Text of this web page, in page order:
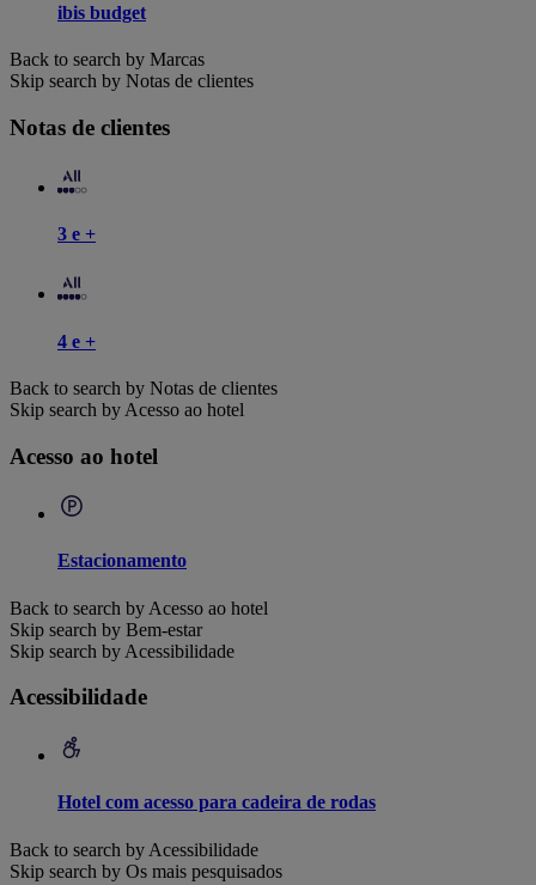
ibis budget
Back to search by Marcas
Skip search by Notas de clientes
Notas de clientes
3 e +
4 e +
Back to search by Notas de clientes
Skip search by Acesso ao hotel
Acesso ao hotel
Estacionamento
Back to search by Acesso ao hotel
Skip search by Bem-estar
Skip search by Acessibilidade
Acessibilidade
Hotel com acesso para cadeira de rodas
Back to search by Acessibilidade
Skip search by Os mais pesquisados